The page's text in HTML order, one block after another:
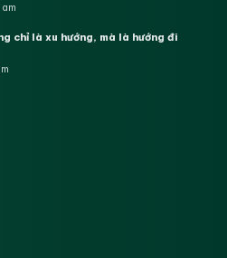
chỉ là xu hướng, mà là hướng đi